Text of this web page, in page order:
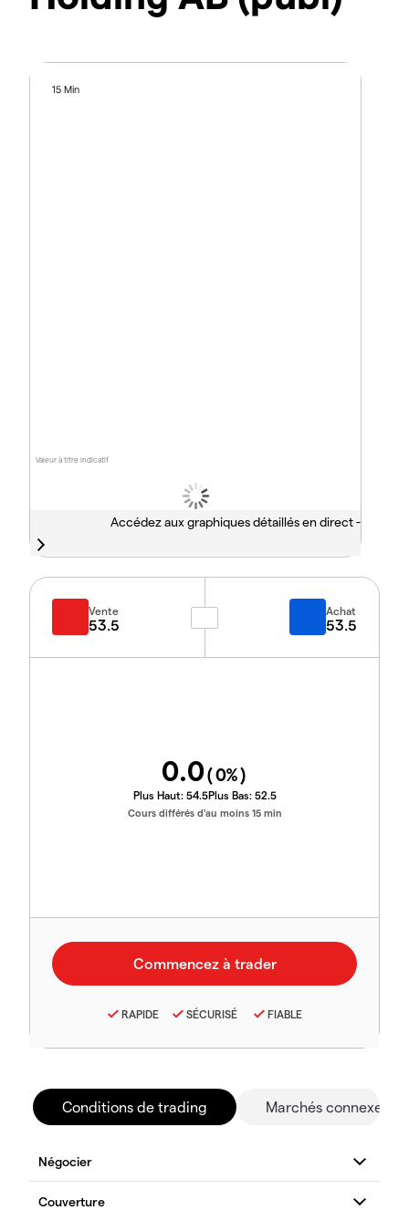
Valeur à titre indicatif
15 Min
Accédez aux graphiques détaillés en direct -
Vente
53.5
Achat
53.5
0.0(0%)
Plus Haut: 54.5Plus Bas: 52.5
Cours différés d'au moins 15 min
RAPIDE SÉCURISÉ FIABLE
Conditions de trading Marchés connexes